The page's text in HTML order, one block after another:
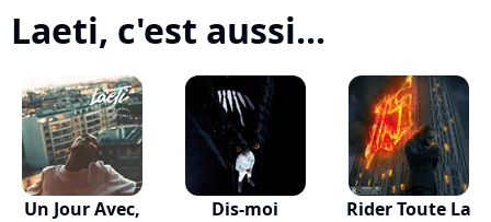
Laeti, c'est aussi...
Un Jour Avec,
Dis-moi
Rider Toute La